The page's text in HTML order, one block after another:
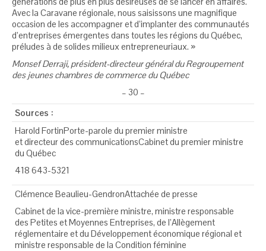
Avec la Caravane régionale, nous saisissons une magnifique
occasion de les accompagner et d’implanter des communautés
d’entreprises émergentes dans toutes les régions du Québec,
préludes à de solides milieux entrepreneuriaux. »
Monsef Derraji, président-directeur général du Regroupement
des jeunes chambres de commerce du Québec
– 30 –
Sources :
Harold FortinPorte-parole du premier ministre
et directeur des communicationsCabinet du premier ministre
du Québec
418 643-5321
Clémence Beaulieu-GendronAttachée de presse
Cabinet de la vice-première ministre, ministre responsable
des Petites et Moyennes Entreprises, de l’Allègement
réglementaire et du Développement économique régional et
ministre responsable de la Condition féminine